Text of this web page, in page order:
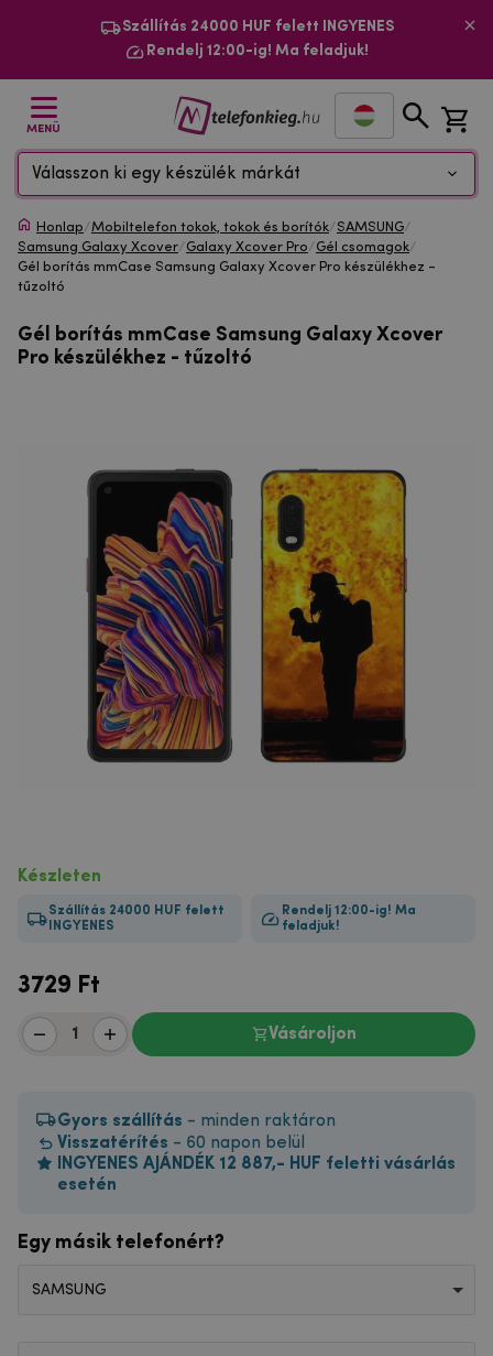
Szállítás 24000 HUF felett INGYENES
Rendelj 12:00-ig! Ma feladjuk!
MENÜ
Válasszon ki egy készülék márkát
Honlap/Mobiltelefon tokok, tokok és borítók/SAMSUNG/
Samsung Galaxy Xcover/Galaxy Xcover Pro/Gél csomagok/
Gél borítás mmCase Samsung Galaxy Xcover Pro készülékhez -
tűzoltó
Gél borítás mmCase Samsung Galaxy Xcover
Pro készülékhez - tűzoltó
Készleten
Szállítás 24000 HUF felett
INGYENES
Rendelj 12:00-ig! Ma
feladjuk!
3729 Ft
Vásároljon
Gyors szállítás - minden raktáron
Visszatérítés - 60 napon belül
INGYENES AJÁNDÉK 12 887,- HUF feletti vásárlás
esetén
Egy másik telefonért?
SAMSUNG